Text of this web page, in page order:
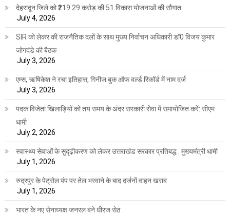
देहरादून जिले को ₹219.29 करोड़ की 51 विकास योजनाओं की सौगात
July 4, 2026
SIR को लेकर की राजनैतिक दलों के साथ मुख्य निर्वाचन अधिकारी डॉ0 विजय कुमार
जोगदंडे की बैठक
July 3, 2026
एम्स, ऋषिकेश ने रचा इतिहास, गिनीज बुक ऑफ वर्ल्ड रिकॉर्ड में नाम दर्ज
July 3, 2026
पदक विजेता खिलाड़ियों को तय समय के अंदर सरकारी सेवा में समायोजित करें: सीएम
धामी
July 2, 2026
स्वास्थ्य सेवाओं के सुदृढ़ीकरण को लेकर उत्तराखंड सरकार प्रतिबद्ध : मुख्यमंत्री धामी
July 1, 2026
रुद्रपुर के पेट्रोल पंप पर तेल भरवाने के बाद दर्जनों वाहन खराब
July 1, 2026
भारत के नए सेनाध्यक्ष जनरल बने धीरज सेठ